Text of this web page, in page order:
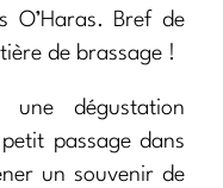
O’Haras. Bref de
de brassage !
dégustation
passage dans
un souvenir de